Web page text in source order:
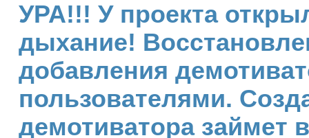
УРА!!! У проекта
дыхание!
добавления
пользователями.
демотиватора займет